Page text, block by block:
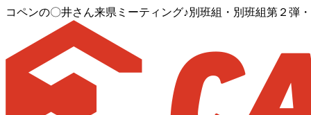
コペンの〇井さん来県ミーティング♪別班組・別班組第２